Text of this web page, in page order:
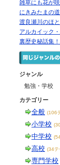
雑草にも花が咲
にきみたまの
渡良瀬川のほ
アルカイック
裏歴史秘話集
ジャンル
勉強・学校
カテゴリー
全般 (106
小学校
中学校
高校 (34テ
専門学校